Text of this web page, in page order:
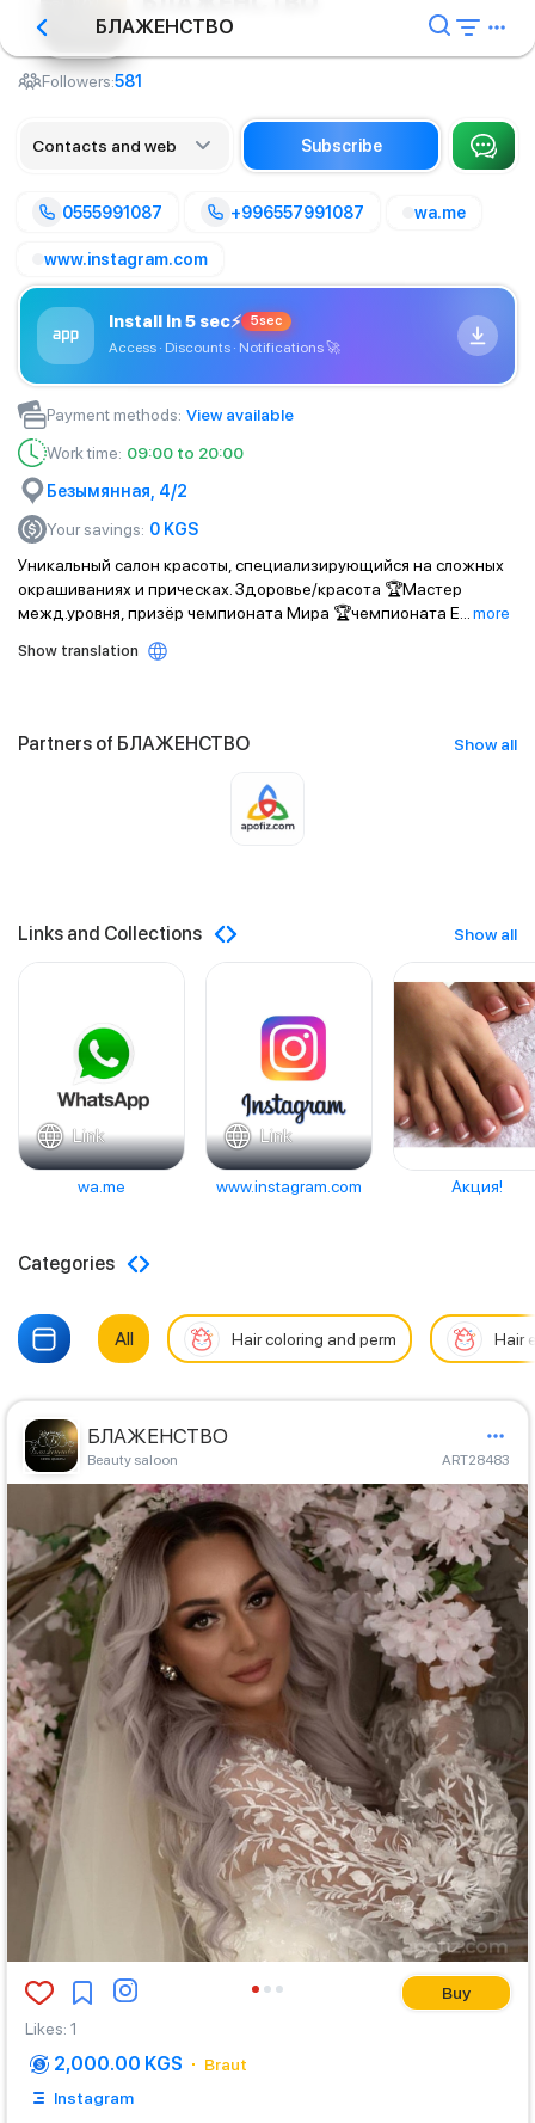
БЛАЖЕНСТВО
Beauty saloon
Followers:581
Contacts and web Subscribe
0555991087 +996557991087 wa.me
www.instagram.com
Install in 5 sec⚡ 5sec
Access · Discounts · Notifications🚀
Payment methods: View available
Work time: 09:00 to 20:00
Безымянная, 4/2
Your savings: 0 KGS
Уникальный салон красоты, специализирующийся на сложных
окрашиваниях и прическах. Здоровье/красота 🏆Мастер
межд.уровня, призёр чемпионата Мира 🏆чемпионата Е
more
Show translation
Partners of БЛАЖЕНСТВО Show all
Links and Collections Show all
Link
wa.me
Link
www.instagram.com Акция!
Categories
All Hair coloring and perm Hair
БЛАЖЕНСТВО
Beauty saloon ART28483
Buy
Likes: 1
2,000.00 KGS
Braut
Instagram